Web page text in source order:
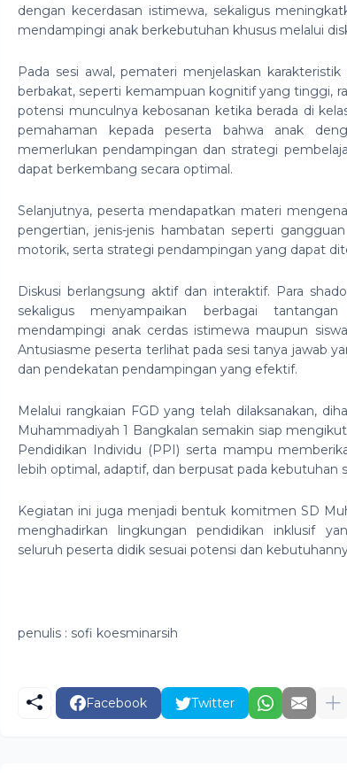
dengan kecerdasan istimewa, sekaligus
mendampingi anak berkebutuhan khusus melalui
Pada sesi awal, pemateri menjelaskan
berbakat, seperti kemampuan kognitif yang tinggi,
potensi munculnya kebosanan ketika berada di
pemahaman kepada peserta bahwa anak
memerlukan pendampingan dan strategi
dapat berkembang secara optimal.
Selanjutnya, peserta mendapatkan materi
pengertian, jenis-jenis hambatan seperti
motorik, serta strategi pendampingan yang dapat
Diskusi berlangsung aktif dan interaktif. Para
sekaligus menyampaikan berbagai
mendampingi anak cerdas istimewa maupun
Antusiasme peserta terlihat pada sesi tanya jawab
dan pendekatan pendampingan yang efektif.
Melalui rangkaian FGD yang telah dilaksanakan,
Muhammadiyah 1 Bangkalan semakin siap
Pendidikan Individu (PPI) serta mampu
lebih optimal, adaptif, dan berpusat pada kebutuhan
Kegiatan ini juga menjadi bentuk komitmen SD
menghadirkan lingkungan pendidikan inklusif
seluruh peserta didik sesuai potensi dan
penulis : sofi koesminarsih
Facebook Twitter